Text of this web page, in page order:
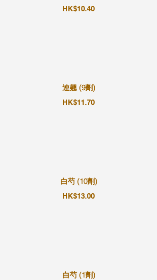
HK$10.40
連翹 (9劑)
HK$11.70
白芍 (10劑)
HK$13.00
白芍 (1劑)